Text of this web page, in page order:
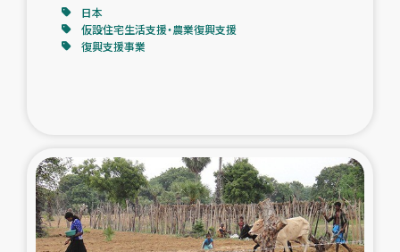
令和6年能登半島地震 緊急支援
タイ国境ミャンマー移民子ども支援
漁民によるマングローブ植林活動
日本
仮設住宅生活支援・農業復興支援
復興支援事業